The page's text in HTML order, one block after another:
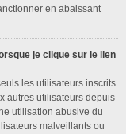
en abaissant
je clique sur le lien
les utilisateurs inscrits
autres utilisateurs depuis
utilisation abusive du
malveillants ou